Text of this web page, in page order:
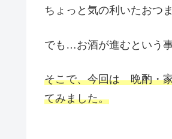
ちょっと気の利いたおつ
でも…お酒が進むという
そこで、今回は 晩酌・
てみました。